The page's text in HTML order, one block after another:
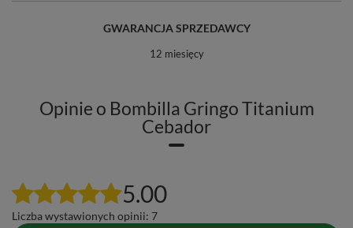
GWARANCJA SPRZEDAWCY
12 miesięcy
Opinie o Bombilla Gringo Titanium
Cebador
5.00
Liczba wystawionych opinii: 7